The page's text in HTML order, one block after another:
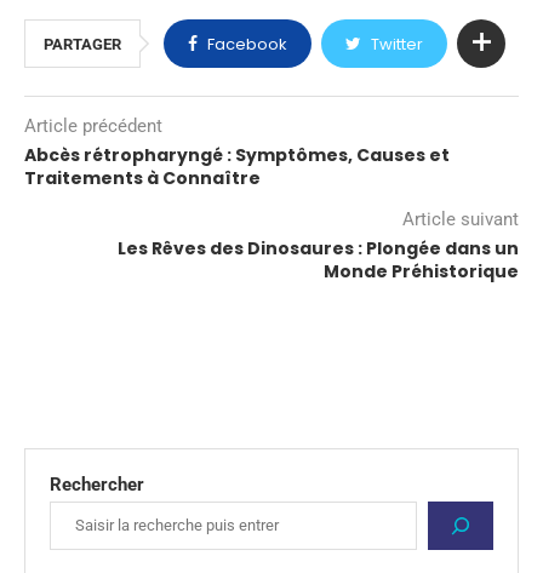
PARTAGER Facebook Twitter
Article précédent
Abcès rétropharyngé : Symptômes, Causes et
Traitements à Connaître
Article suivant
Les Rêves des Dinosaures : Plongée dans un
Monde Préhistorique
Rechercher